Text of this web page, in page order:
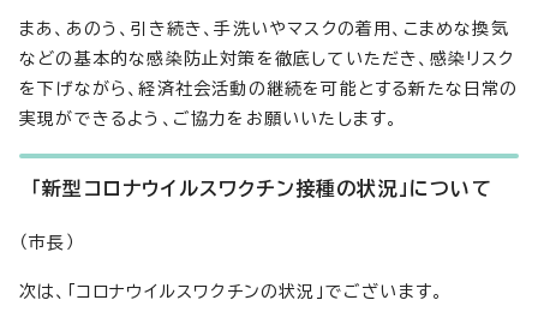
まあ、あのう、引き続き、手洗いやマスクの着用、こまめな換気
などの基本的な感染防止対策を徹底していただき、感染リスク
を下げながら、経済社会活動の継続を可能とする新たな日常の
実現ができるよう、ご協力をお願いいたします。
「新型コロナウイルスワクチン接種の状況」について
（市長）
次は、「コロナウイルスワクチンの状況」でございます。